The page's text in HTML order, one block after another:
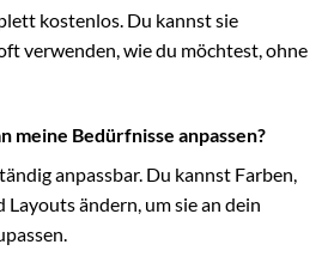
kostenlos. Du kannst sie
verwenden, wie du möchtest, ohne
meine Bedürfnisse anpassen?
anpassbar. Du kannst Farben,
ändern, um sie an dein